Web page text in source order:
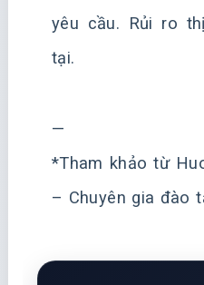
yêu cầu. Rủi ro
tại.
—
*Tham khảo từ
– Chuyên gia đào